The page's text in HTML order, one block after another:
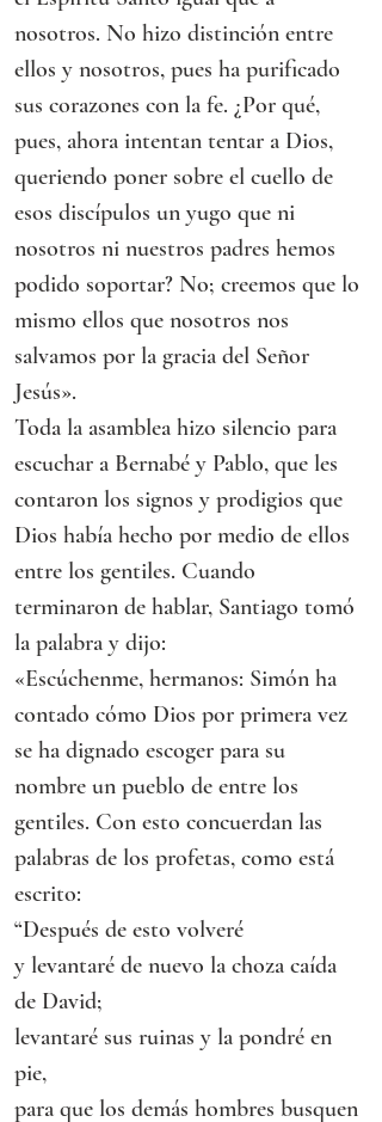
nosotros. No hizo distinción entre
ellos y nosotros, pues ha purificado
sus corazones con la fe. ¿Por qué,
pues, ahora intentan tentar a Dios,
queriendo poner sobre el cuello de
esos discípulos un yugo que ni
nosotros ni nuestros padres hemos
podido soportar? No; creemos que lo
mismo ellos que nosotros nos
salvamos por la gracia del Señor
Jesús».
Toda la asamblea hizo silencio para
escuchar a Bernabé y Pablo, que les
contaron los signos y prodigios que
Dios había hecho por medio de ellos
entre los gentiles. Cuando
terminaron de hablar, Santiago tomó
la palabra y dijo:
«Escúchenme, hermanos: Simón ha
contado cómo Dios por primera vez
se ha dignado escoger para su
nombre un pueblo de entre los
gentiles. Con esto concuerdan las
palabras de los profetas, como está
escrito:
“Después de esto volveré
y levantaré de nuevo la choza caída
de David;
levantaré sus ruinas y la pondré en
pie,
para que los demás hombres busquen